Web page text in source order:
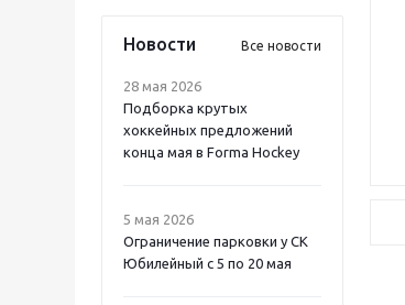
Новости Все новости
28 мая 2026
Подборка крутых
хоккейных предложений
конца мая в Forma Hockey
5 мая 2026
Ограничение парковки у СК
Юбилейный с 5 по 20 мая